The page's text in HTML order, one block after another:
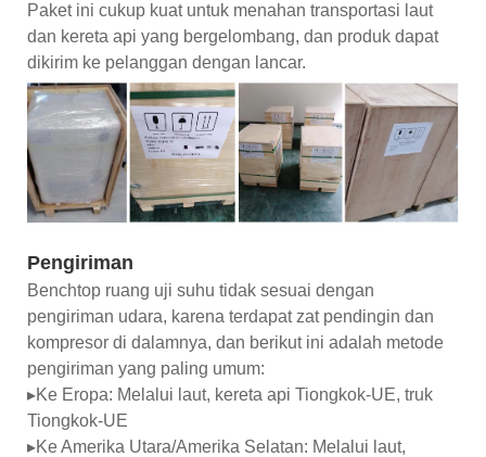
Paket ini cukup kuat untuk menahan transportasi laut
dan kereta api yang bergelombang, dan produk dapat
dikirim ke pelanggan dengan lancar.
Pengiriman
Benchtop ruang uji suhu tidak sesuai dengan
pengiriman udara, karena terdapat zat pendingin dan
kompresor di dalamnya, dan berikut ini adalah metode
pengiriman yang paling umum:
▸Ke Eropa: Melalui laut, kereta api Tiongkok-UE, truk
Tiongkok-UE
▸Ke Amerika Utara/Amerika Selatan: Melalui laut,